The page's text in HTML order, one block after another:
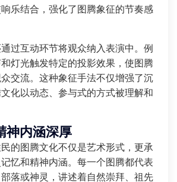
乐结合，强化了图腾象征的节奏感
过互动环节将观众纳入表演中。例
灯光触发特定的投影效果，使图腾
交流。这种象征手法不仅增强了沉
化以动态、参与式的方式被理解和
神内涵深厚
的图腾文化不仅是艺术形式，更承
忆和精神内涵。每一个图腾都代表
落或神灵，讲述着自然崇拜、祖先